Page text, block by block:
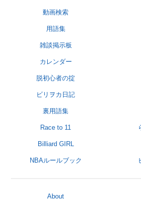
動画検索
用語集
雑談掲示板
カレンダー
脱初心者の掟
ビリヲカ日記
裏用語集
Race to 11
Billiard GIRL
NBAルールブック
About